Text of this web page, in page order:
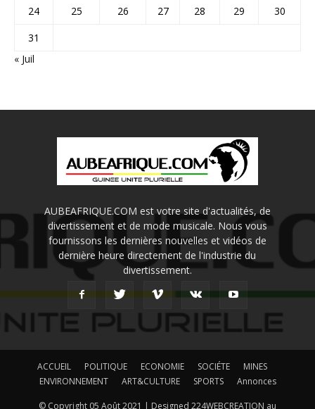
24
25 26 27 28 29
30
31
« Juil
AUBEAFRIQUE.COM est votre site d'actualités, de
divertissement et de mode musicale. Nous vous
fournissons les dernières nouvelles et vidéos de
dernière heure directement de l'industrie du
divertissement.
ACCUEIL POLITIQUE ECONOMIE SOCIÉTE
MINES
ENVIRONNEMENT
ART&CULTURE SPORTS Annonces
© Copyright 05 Août 2021 | Designed 224WEBCREATION au